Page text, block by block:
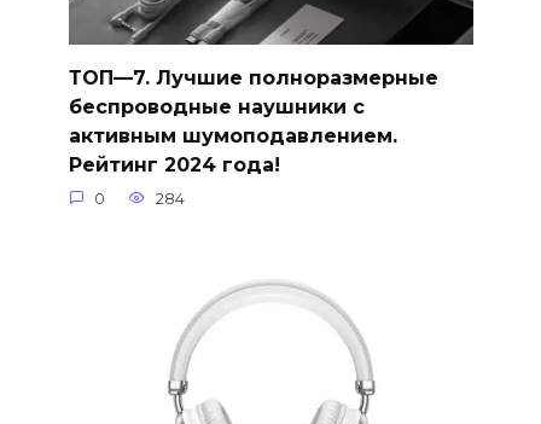
ТОП—7. Лучшие полноразмерные
беспроводные наушники с
активным шумоподавлением.
Рейтинг 2024 года!
0 284